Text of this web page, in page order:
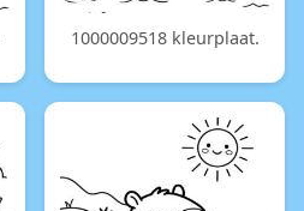
1000009518 kleurplaat.